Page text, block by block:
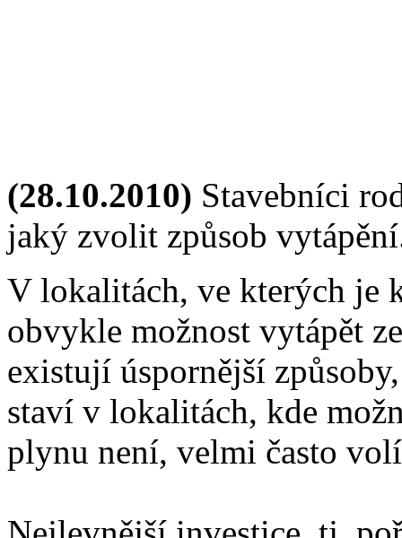
(28.10.2010) Stavebníci
jaký zvolit způsob
V lokalitách, ve kterých je
obvykle možnost vytápět
existují úspornější
staví v lokalitách, kde
plynu není, velmi často